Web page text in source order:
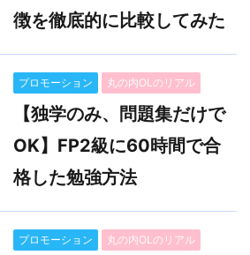
徴を徹底的に比較してみた
プロモーション 丸の内OLのリアル
【独学のみ、問題集だけで
OK】FP2級に60時間で合
格した勉強方法
プロモーション 丸の内OLのリアル